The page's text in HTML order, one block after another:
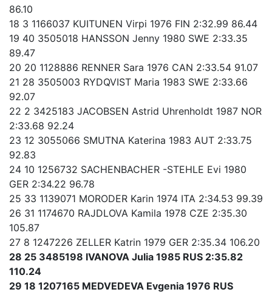
86.10
18 3 1166037 KUITUNEN Virpi 1976 FIN 2:32.99 86.44
19 40 3505018 HANSSON Jenny 1980 SWE 2:33.35
89.47
20 20 1128886 RENNER Sara 1976 CAN 2:33.54 91.07
21 28 3505003 RYDQVIST Maria 1983 SWE 2:33.66
92.07
22 2 3425183 JACOBSEN Astrid Uhrenholdt 1987 NOR
2:33.68 92.24
23 12 3055066 SMUTNA Katerina 1983 AUT 2:33.75
92.83
24 10 1256732 SACHENBACHER -STEHLE Evi 1980
GER 2:34.22 96.78
25 33 1139071 MORODER Karin 1974 ITA 2:34.53 99.39
26 31 1174670 RAJDLOVA Kamila 1978 CZE 2:35.30
105.87
27 8 1247226 ZELLER Katrin 1979 GER 2:35.34 106.20
28 25 3485198 IVANOVA Julia 1985 RUS 2:35.82
110.24
29 18 1207165 MEDVEDEVA Evgenia 1976 RUS